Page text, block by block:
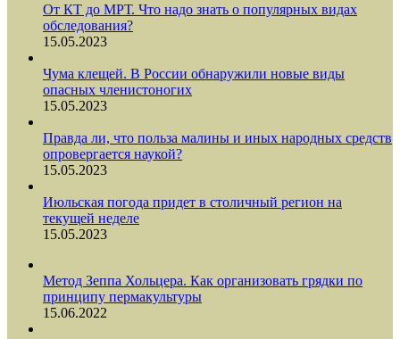
От КТ до МРТ. Что надо знать о популярных видах
обследования?
15.05.2023
Чума клещей. В России обнаружили новые виды
опасных членистоногих
15.05.2023
Правда ли, что польза малины и иных народных средств
опровергается наукой?
15.05.2023
Июльская погода придет в столичный регион на
текущей неделе
15.05.2023
Метод Зеппа Хольцера. Как организовать грядки по
принципу пермакультуры
15.06.2022